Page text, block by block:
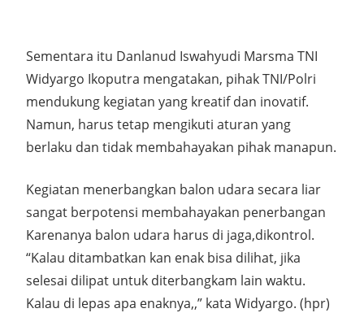
Sementara itu Danlanud Iswahyudi Marsma TNI
Widyargo Ikoputra mengatakan, pihak TNI/Polri
mendukung kegiatan yang kreatif dan inovatif.
Namun, harus tetap mengikuti aturan yang
berlaku dan tidak membahayakan pihak manapun.
Kegiatan menerbangkan balon udara secara liar
sangat berpotensi membahayakan penerbangan
Karenanya balon udara harus di jaga,dikontrol.
“Kalau ditambatkan kan enak bisa dilihat, jika
selesai dilipat untuk diterbangkam lain waktu.
Kalau di lepas apa enaknya,,” kata Widyargo. (hpr)